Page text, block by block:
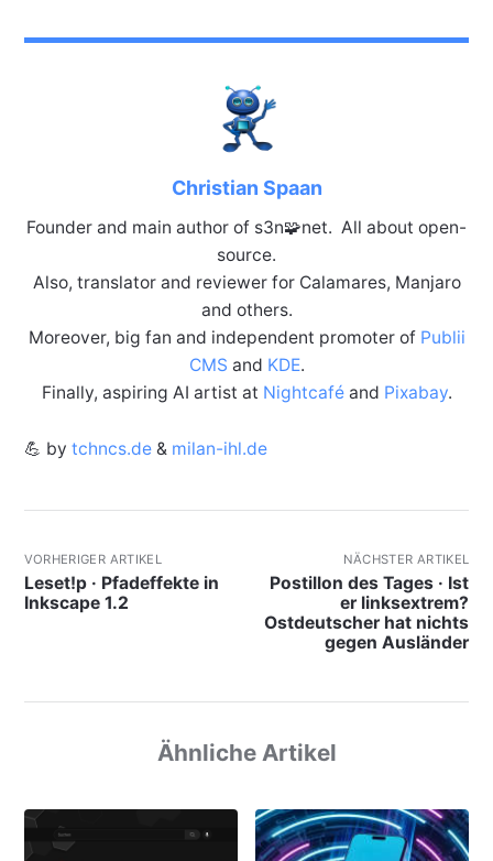
Christian Spaan
Founder and main author of s3n🧩net. All about open-
source.
Also, translator and reviewer for Calamares, Manjaro
and others.
Moreover, big fan and independent promoter of Publii
CMS and KDE.
Finally, aspiring AI artist at Nightcaféand Pixabay.
💪 by tchncs.de& milan-ihl.de
VORHERIGER ARTIKEL
Leset!p · Pfadeffekte in
Inkscape 1.2
NÄCHSTER ARTIKEL
Postillon des Tages · Ist
er linksextrem?
Ostdeutscher hat nichts
gegen Ausländer
Ähnliche Artikel